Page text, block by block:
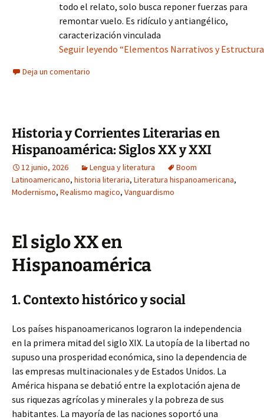
todo el relato, solo busca reponer fuerzas para
remontar vuelo. Es ridículo y antiangélico,
caracterización vinculada
Seguir leyendo “Elementos Narrativos y
Deja un comentario
Historia y Corrientes Literarias en
Hispanoamérica: Siglos XX y XXI
12 junio, 2026 Lengua y literatura
Boom
Latinoamericano, historia literaria, Literatura hispanoamericana,
Modernismo, Realismo magico, Vanguardismo
El siglo XX en
Hispanoamérica
1. Contexto histórico y social
Los países hispanoamericanos lograron la independencia
en la primera mitad del siglo XIX. La utopía de la libertad no
supuso una prosperidad económica, sino la dependencia de
las empresas multinacionales y de Estados Unidos. La
América hispana se debatió entre la explotación ajena de
sus riquezas agrícolas y minerales y la pobreza de sus
habitantes. La mayoría de las naciones soportó una